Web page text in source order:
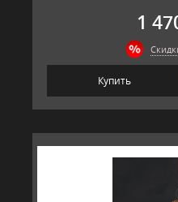
1
Купить